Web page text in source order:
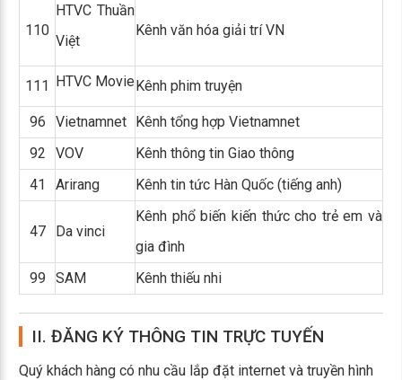
110
HTVC Thuần
Việt
Kênh văn hóa giải trí VN
111 HTVC MovieKênh phim truyện
96 Vietnamnet Kênh tổng hợp Vietnamnet
92
VOV
Kênh thông tin Giao thông
41
Arirang Kênh tin tức Hàn Quốc (tiếng anh)
47 Da vinci
Kênh phổ biến kiến thức cho trẻ em và
gia đình
99
SAM Kênh thiếu nhi
II. ĐĂNG KÝ THÔNG TIN TRỰC TUYẾN
Quý khách hàng có nhu cầu lắp đặt internet và truyền hình